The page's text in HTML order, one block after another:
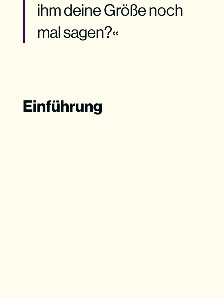
ihm deine Größe noch
mal sagen?«
Einführung